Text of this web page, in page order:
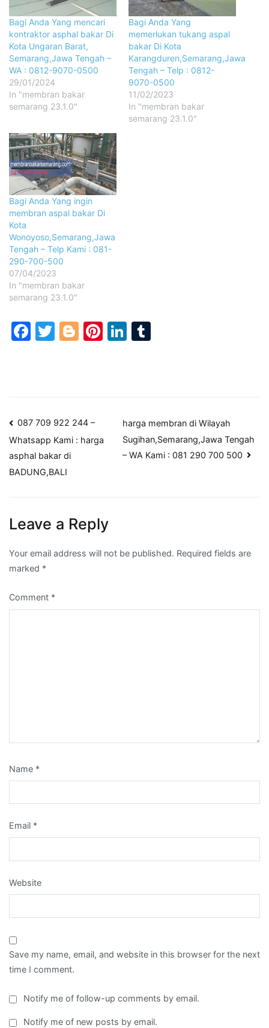
Bagi Anda Yang mencari
kontraktor asphal bakar Di
Kota Ungaran Barat,
Semarang,Jawa Tengah –
WA : 0812-9070-0500
29/01/2024
In "membran bakar
semarang 23.1.0"
Bagi Anda Yang
memerlukan tukang aspal
bakar Di Kota
Karangduren,Semarang,Jawa
Tengah – Telp : 0812-
9070-0500
11/02/2023
In "membran bakar
semarang 23.1.0"
Bagi Anda Yang ingin
membran aspal bakar Di
Kota
Wonoyoso,Semarang,Jawa
Tengah – Telp Kami : 081-
290-700-500
07/04/2023
In "membran bakar
semarang 23.1.0"
Facebook
Twitter
Blogger
Pinterest
LinkedIn
Post
navigation
087 709 922 244 –
Whatsapp Kami : harga
asphal bakar di
BADUNG,BALI
harga membran di Wilayah
Sugihan,Semarang,Jawa Tengah
– WA Kami : 081 290 700 500
Leave a Reply
Your email address will not be published. Required fields are
marked *
Comment *
Name *
Email *
Website
Save my name, email, and website in this browser for the next
time I comment.
Notify me of follow-up comments by email.
Notify me of new posts by email.